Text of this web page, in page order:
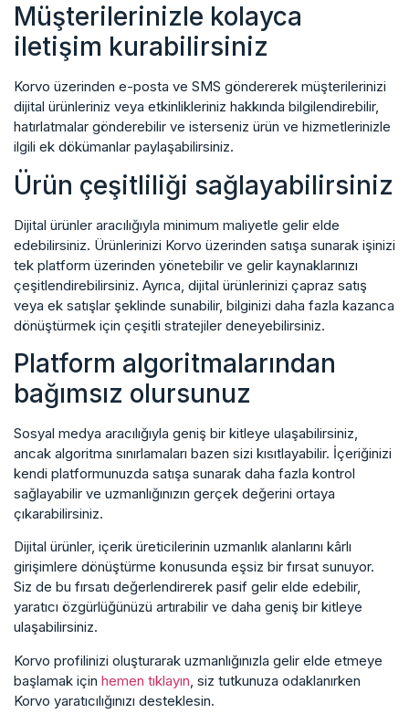
Müşterilerinizle kolayca
iletişim kurabilirsiniz
Korvo üzerinden e-posta ve SMS göndererek müşterilerinizi
dijital ürünleriniz veya etkinlikleriniz hakkında bilgilendirebilir,
hatırlatmalar gönderebilir ve isterseniz ürün ve hizmetlerinizle
ilgili ek dökümanlar paylaşabilirsiniz.
Ürün çeşitliliği sağlayabilirsiniz
Dijital ürünler aracılığıyla minimum maliyetle gelir elde
edebilirsiniz. Ürünlerinizi Korvo üzerinden satışa sunarak işinizi
tek platform üzerinden yönetebilir ve gelir kaynaklarınızı
çeşitlendirebilirsiniz. Ayrıca, dijital ürünlerinizi çapraz satış
veya ek satışlar şeklinde sunabilir, bilginizi daha fazla kazanca
dönüştürmek için çeşitli stratejiler deneyebilirsiniz.
Platform algoritmalarından
bağımsız olursunuz
Sosyal medya aracılığıyla geniş bir kitleye ulaşabilirsiniz,
ancak algoritma sınırlamaları bazen sizi kısıtlayabilir. İçeriğinizi
kendi platformunuzda satışa sunarak daha fazla kontrol
sağlayabilir ve uzmanlığınızın gerçek değerini ortaya
çıkarabilirsiniz.
Dijital ürünler, içerik üreticilerinin uzmanlık alanlarını kârlı
girişimlere dönüştürme konusunda eşsiz bir fırsat sunuyor.
Siz de bu fırsatı değerlendirerek pasif gelir elde edebilir,
yaratıcı özgürlüğünüzü artırabilir ve daha geniş bir kitleye
ulaşabilirsiniz.
Korvo profilinizi oluşturarak uzmanlığınızla gelir elde etmeye
başlamak için hemen tıklayın , siz tutkunuza odaklanırken
Korvo yaratıcılığınızı desteklesin.